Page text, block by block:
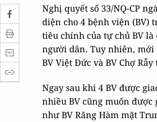
Nghị quyết số 33/NQ-CP
diện cho 4 bệnh viện (BV)
tiêu chính của tự chủ BV là
người dân. Tuy nhiên, mới
BV Việt Đức và BV Chợ
Ngay sau khi 4 BV được
nhiều BV cũng muốn
như BV Răng Hàm mặt